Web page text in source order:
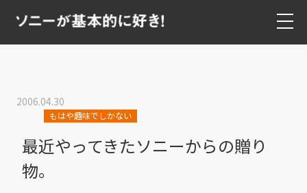
2006.04.30
もはや趣味でしかない
最近やってきたソニーからの贈り
物。